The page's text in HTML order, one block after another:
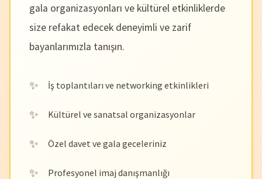
gala organizasyonları ve kültürel etkinliklerde
size refakat edecek deneyimli ve zarif
bayanlarımızla tanışın.
İş toplantıları ve networking etkinlikleri
Kültürel ve sanatsal organizasyonlar
Özel davet ve gala geceleriniz
Profesyonel imaj danışmanlığı